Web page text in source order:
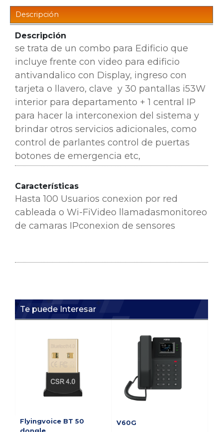
Descripción
Descripción
se trata de un combo para Edificio que
incluye frente con video para edificio
antivandalico con Display, ingreso con
tarjeta o llavero, clave y 30 pantallas i53W
interior para departamento + 1 central IP
para hacer la interconexion del sistema y
brindar otros servicios adicionales, como
control de parlantes control de puertas
botones de emergencia etc,
Características
Hasta 100 Usuarios conexion por red
cableada o Wi-FiVideo llamadasmonitoreo
de camaras IPconexion de sensores
Te puede Interesar
Flyingvoice BT 50
V60G